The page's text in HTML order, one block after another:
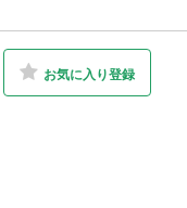
お気に入り登録